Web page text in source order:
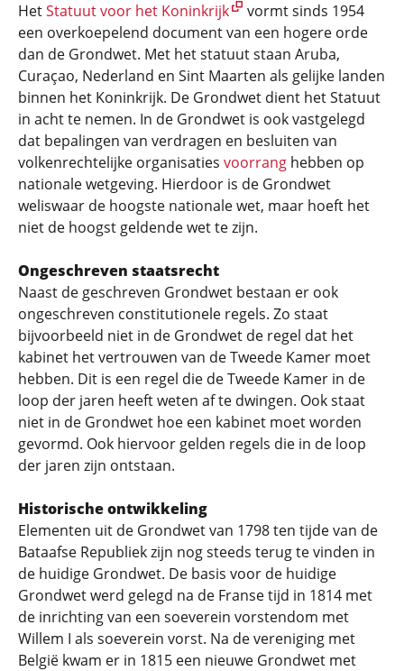
HetStatuut voor het Koninkrijk
vormt sinds 1954
een overkoepelend document van een hogere orde
dan de Grondwet. Met het statuut staan Aruba,
Curaçao, Nederland en Sint Maarten als gelijke landen
binnen het Koninkrijk. De Grondwet dient het Statuut
in acht te nemen. In de Grondwet is ook vastgelegd
dat bepalingen van verdragen en besluiten van
volkenrechtelijke organisaties voorrang hebben op
nationale wetgeving. Hierdoor is de Grondwet
weliswaar de hoogste nationale wet, maar hoeft het
niet de hoogst geldende wet te zijn.
Ongeschreven staatsrecht
Naast de geschreven Grondwet bestaan er ook
ongeschreven constitutionele regels. Zo staat
bijvoorbeeld niet in de Grondwet de regel dat het
kabinet het vertrouwen van de Tweede Kamer moet
hebben. Dit is een regel die de Tweede Kamer in de
loop der jaren heeft weten af te dwingen. Ook staat
niet in de Grondwet hoe een kabinet moet worden
gevormd. Ook hiervoor gelden regels die in de loop
der jaren zijn ontstaan.
Historische ontwikkeling
Elementen uit de Grondwet van 1798 ten tijde van de
Bataafse Republiek zijn nog steeds terug te vinden in
de huidige Grondwet. De basis voor de huidige
Grondwet werd gelegd na de Franse tijd in 1814 met
de inrichting van een soeverein vorstendom met
Willem I als soeverein vorst. Na de vereniging met
België kwam er in 1815 een nieuwe Grondwet met